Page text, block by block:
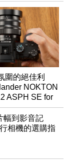
圍的絕佳利
NOKTON
ASPH SE for
幅到影音記
相機的選購指